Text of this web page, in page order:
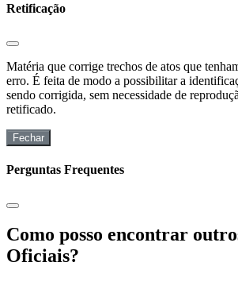
Retificação
Matéria que corrige trechos de atos que
erro. É feita de modo a possibilitar a
sendo corrigida, sem necessidade de
retificado.
Fechar
Perguntas Frequentes
Como posso encontrar
Oficiais?